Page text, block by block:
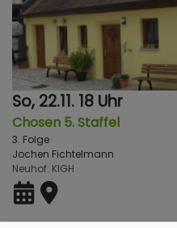
So, 22.11. 18 Uhr
Chosen 5. Staffel
3. Folge
Jochen Fichtelmann
Neuhof KlGH